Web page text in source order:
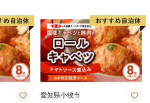
愛知県小牧市